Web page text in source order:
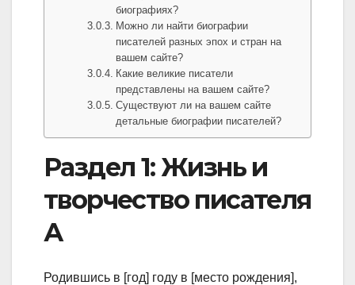
биографиях?
Можно ли найти биографии
писателей разных эпох и стран на
вашем сайте?
Какие великие писатели
представлены на вашем сайте?
Существуют ли на вашем сайте
детальные биографии писателей?
Раздел 1: Жизнь и
творчество писателя
А
Родившись в [год] году в [место рождения],